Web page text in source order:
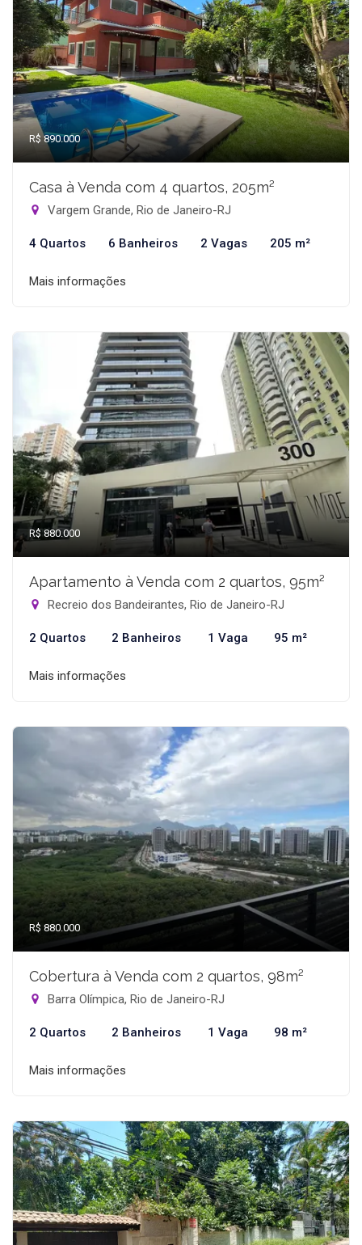
R$ 890.000
Casa à Venda com 4 quartos, 205m²
Vargem Grande, Rio de Janeiro-RJ
4 Quartos 6 Banheiros 2 Vagas 205 m²
Mais informações
R$ 880.000
Apartamento à Venda com 2 quartos, 95m²
Recreio dos Bandeirantes, Rio de Janeiro-RJ
2 Quartos 2 Banheiros 1 Vaga 95 m²
Mais informações
R$ 880.000
Cobertura à Venda com 2 quartos, 98m²
Barra Olímpica, Rio de Janeiro-RJ
2 Quartos 2 Banheiros 1 Vaga 98 m²
Mais informações